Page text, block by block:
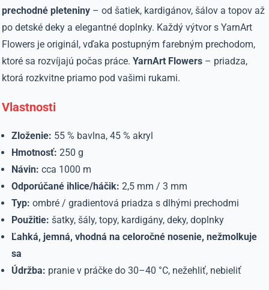
prechodné pleteniny – od šatiek, kardigánov, šálov a topov až
po detské deky a elegantné doplnky. Každý výtvor s YarnArt
Flowers je originál, vďaka postupným farebným prechodom,
ktoré sa rozvíjajú počas práce.YarnArt Flowers – priadza,
ktorá rozkvitne priamo pod vašimi rukami.
Vlastnosti
Zloženie: 55 % bavlna, 45 % akryl
Hmotnosť: 250 g
Návin: cca 1000 m
Odporúčané ihlice/háčik: 2,5 mm / 3 mm
Typ: ombré / gradientová priadza s dlhými prechodmi
Použitie: šatky, šály, topy, kardigány, deky, doplnky
Ľahká, jemná, vhodná na celoročné nosenie, nežmolkuje
sa
Údržba: pranie v práčke do 30–40 °C, nežehliť, nebieliť